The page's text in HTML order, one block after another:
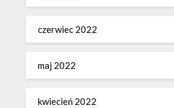
czerwiec 2022
maj 2022
kwiecień 2022